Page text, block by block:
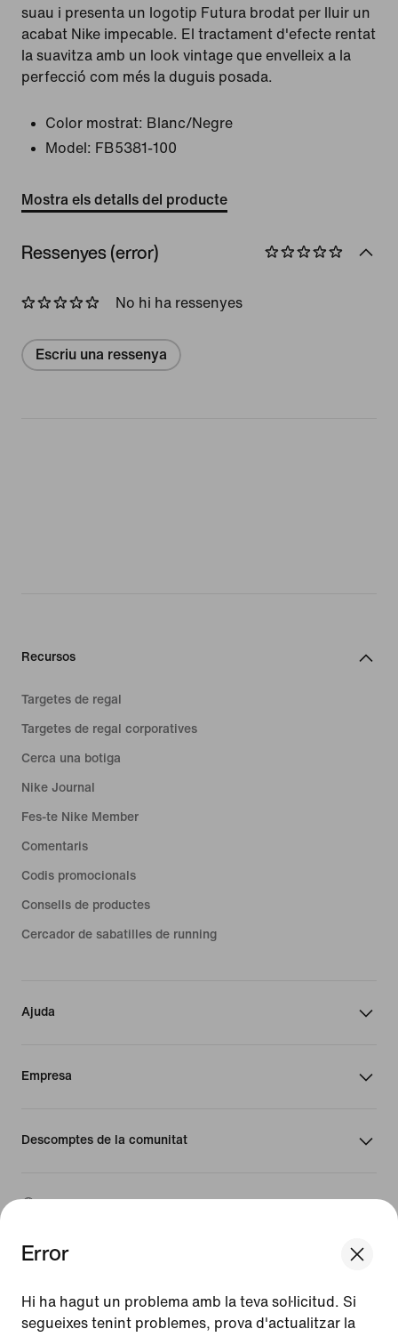
Update your location?
Error
Hi ha hagut un problema amb la teva sol·licitud. Si
segueixes tenint problemes, prova d'actualitzar la
suau i presenta un logotip Futura brodat per lluir un
acabat Nike impecable. El tractament d'efecte rentat
la suavitza amb un look vintage que envelleix a la
perfecció com més la duguis posada.
Color mostrat: Blanc/Negre
Model: FB5381-100
Mostra els detalls del producte
Ressenyes (error)
No hi ha ressenyes
Escriu una ressenya
Recursos
Targetes de regal
Targetes de regal corporatives
Cerca una botiga
Nike Journal
Fes-te Nike Member
Comentaris
Codis promocionals
Consells de productes
Cercador de sabatilles de running
Ajuda
Empresa
Descomptes de la comunitat
Condicions d'ús
Condicions de venda